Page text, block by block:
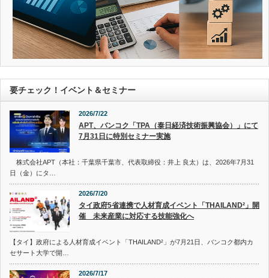
要チェック！イベント＆セミナー
2026/7/22
APT、バンコク「TPA（泰日経済技術振興協会）」にて
7月31日に特別セミナー実施
株式会社APT（本社：千葉県千葉市、代表取締役：井上 良太）は、2026年7月31
日（金）にタ…
2026/7/20
タイ政府5省連携で人材育成イベント「THAILAND²」開
催 未来産業に対応する技能強化へ
【タイ】政府による人材育成イベント「THAILAND²」が7月21日、バンコク都内カ
セサート大学で開…
2026/7/17